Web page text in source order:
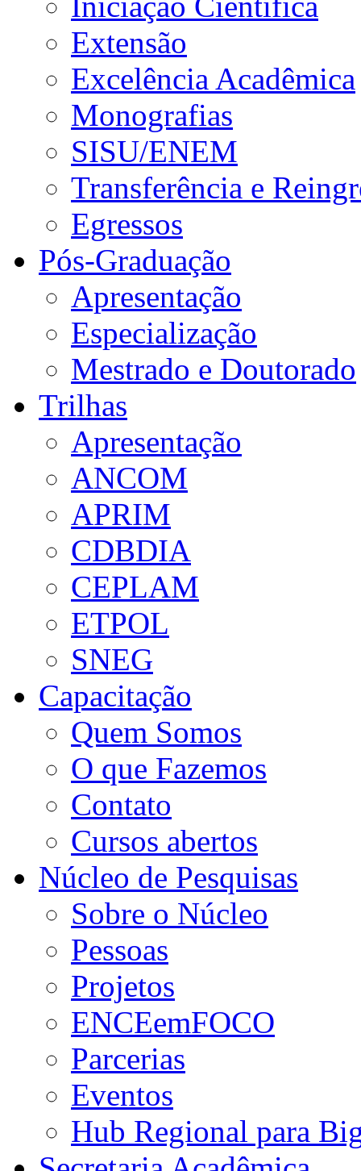
Extensão
Excelência Acadêmica
Monografias
SISU/ENEM
Transferência e
Egressos
Pós-Graduação
Apresentação
Especialização
Mestrado e Doutorado
Trilhas
Apresentação
ANCOM
APRIM
CDBDIA
CEPLAM
ETPOL
SNEG
Capacitação
Quem Somos
O que Fazemos
Contato
Cursos abertos
Núcleo de Pesquisas
Sobre o Núcleo
Pessoas
Projetos
ENCEemFOCO
Parcerias
Eventos
Hub Regional para